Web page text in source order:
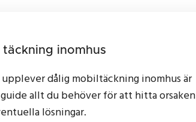
täckning inomhus
upplever dålig mobiltäckning inomhus är
allt du behöver för att hitta orsaken
lösningar.